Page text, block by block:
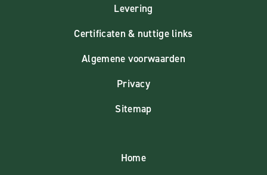
Levering
Certificaten & nuttige links
Algemene voorwaarden
Privacy
Sitemap
Home